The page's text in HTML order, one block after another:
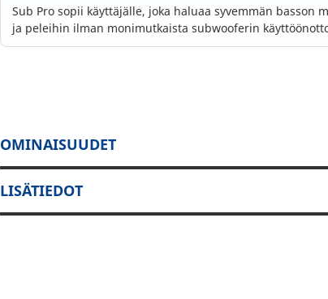
Sub Pro sopii käyttäjälle, joka haluaa syvemmän basson
ja peleihin ilman monimutkaista subwooferin
OMINAISUUDET
LISÄTIEDOT